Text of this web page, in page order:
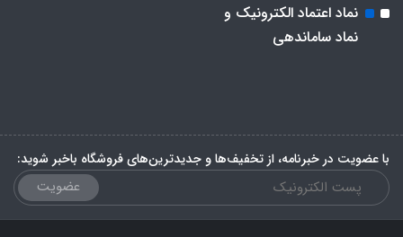
نماد اعتماد الکترونیک و
نماد ساماندهی
با عضویت در خبرنامه، از تخفیف‌ها و جدیدترین‌های فروشگاه باخبر شوید:
عضویت